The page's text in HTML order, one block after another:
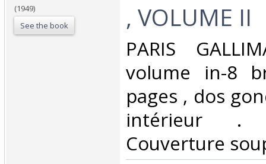
(1949)
See the book
, VOLUME II‎
‎PARIS
volume in-8
pages , dos
intérieur .
Couverture